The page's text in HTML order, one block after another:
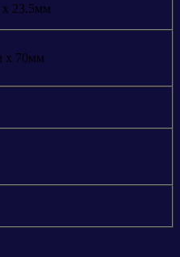
23.5мм
x 70мм